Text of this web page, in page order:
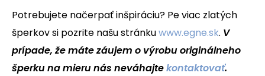
Potrebujete načerpať inšpiráciu? Pe viac zlatých
šperkov si pozrite našu stránkuwww.egne.sk. V
prípade, že máte záujem o výrobu originálneho
šperku na mieru nás neváhajtekontaktovať.